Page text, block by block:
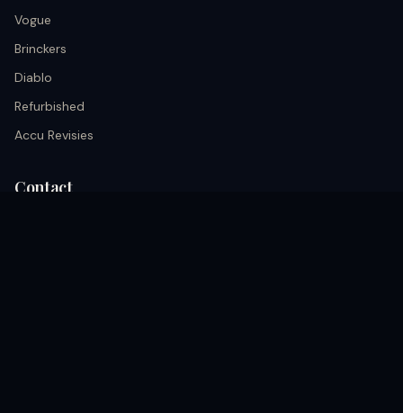
Vogue
Brinckers
Diablo
Refurbished
Accu Revisies
Contact